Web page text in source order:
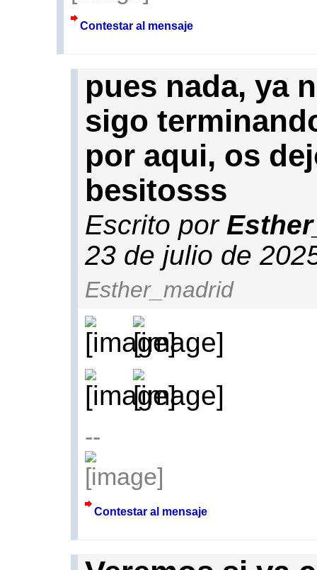
Contestar al mensaje
pues nada, ya
sigo
por aqui, os
besitosss
Escrito por
23 de julio de
Esther_madrid
--
Contestar al mensaje